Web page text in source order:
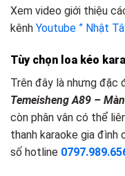
Xem video giới thiệu
kênh Youtube ” Nhật
Tùy chọn loa kéo
Trên đây là nhưng đặc
Temeisheng A89 –
còn phân vân có thể
thanh karaoke gia đình
số hotline